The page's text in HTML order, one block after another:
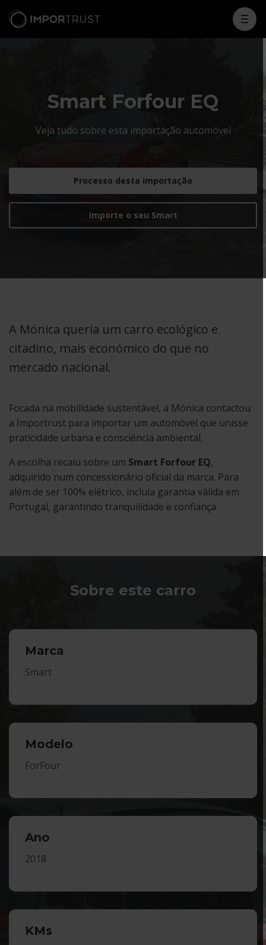
Smart Forfour EQ
Veja tudo sobre esta importação automóvel
Processo desta importação
Importe o seu Smart
A Mónica queria um carro ecológico e
citadino, mais económico do que no
mercado nacional.
Focada na mobilidade sustentável, a Mónica contactou
a Importrust para importar um automóvel que unisse
praticidade urbana e consciência ambiental.
A escolha recaiu sobre um Smart Forfour EQ,
adquirido num concessionário oficial da marca. Para
além de ser 100% elétrico, incluía garantia válida em
Portugal, garantindo tranquilidade e confiança.
Sobre este carro
Marca
Smart
Modelo
ForFour
Ano
2018
KMs